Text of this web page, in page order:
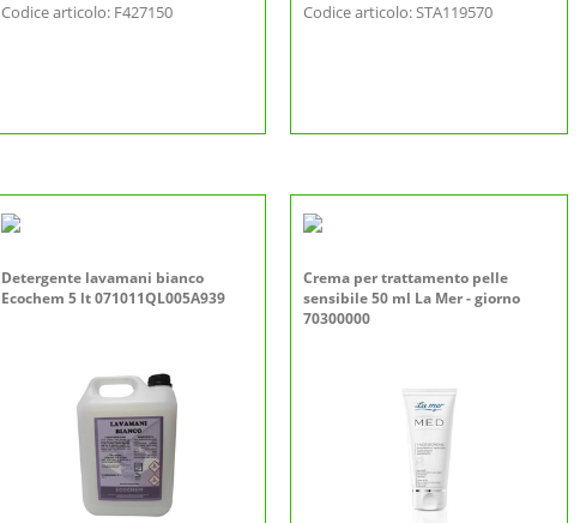
Codice articolo: F427150 Codice articolo: STA119570
Detergente lavamani bianco
Ecochem 5 lt 071011QL005A939
Crema per trattamento pelle
sensibile 50 ml La Mer - giorno
70300000